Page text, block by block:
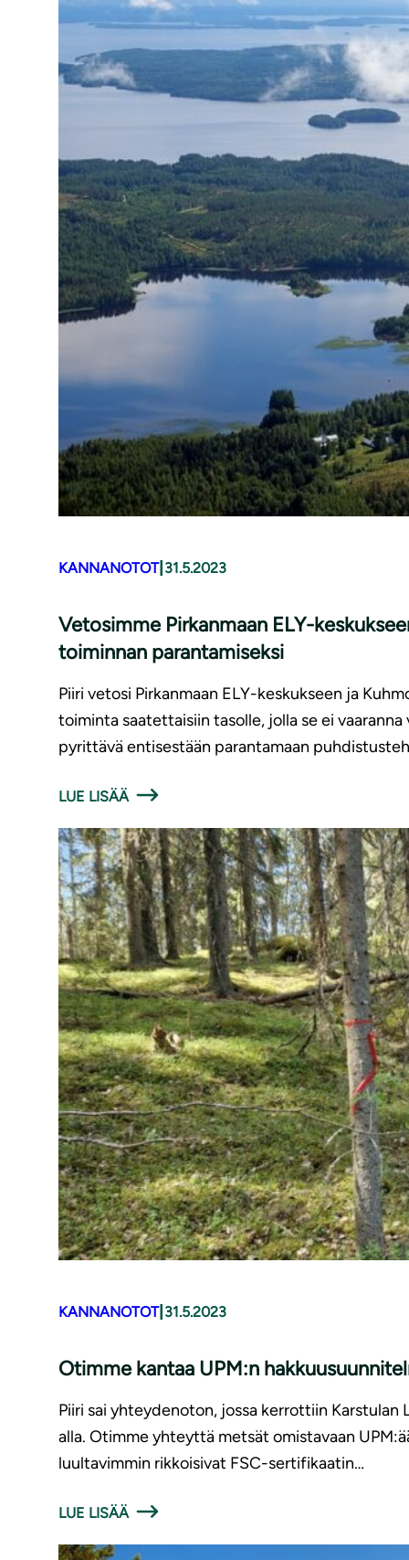
KANNANOTOT| 31.5.2023
Vetosimme Pirkanmaan ELY-
toiminnan parantamiseksi
Piiri vetosi Pirkanmaan ELY-keskukseen ja
toiminta saatettaisiin tasolle, jolla se ei
pyrittävä entisestään parantamaan
LUE LISÄÄ
KANNANOTOT| 31.5.2023
Otimme kantaa UPM:n
Piiri sai yhteydenoton, jossa kerrottiin
alla. Otimme yhteyttä metsät omistavaan
luultavimmin rikkoisivat FSC-sertifikaatin…
LUE LISÄÄ